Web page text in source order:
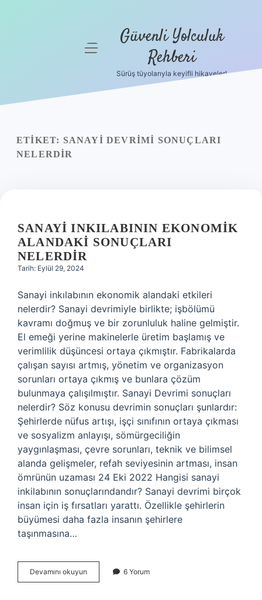
Yasal Uyarı
menüyü Güvenli Yolculuk
Rehberi
Sürüş tüyolarıyla keyifli hikayeler!
ETIKET: SANAYI DEVRIMI SONUÇLARI
NELERDIR
SANAYI INKILABININ EKONOMIK
ALANDAKI SONUÇLARI
NELERDIR
Tarih: Eylül 29, 2024
Sanayi inkılabının ekonomik alandaki etkileri
nelerdir? Sanayi devrimiyle birlikte; işbölümü
kavramı doğmuş ve bir zorunluluk haline gelmiştir.
El emeği yerine makinelerle üretim başlamış ve
verimlilik düşüncesi ortaya çıkmıştır. Fabrikalarda
çalışan sayısı artmış, yönetim ve organizasyon
sorunları ortaya çıkmış ve bunlara çözüm
bulunmaya çalışılmıştır. Sanayi Devrimi sonuçları
nelerdir? Söz konusu devrimin sonuçları şunlardır:
Şehirlerde nüfus artışı, işçi sınıfının ortaya çıkması
ve sosyalizm anlayışı, sömürgeciliğin
yaygınlaşması, çevre sorunları, teknik ve bilimsel
alanda gelişmeler, refah seviyesinin artması, insan
ömrünün uzaması 24 Eki 2022 Hangisi sanayi
inkilabının sonuçlarındandır? Sanayi devrimi birçok
insan için iş fırsatları yarattı. Özellikle şehirlerin
büyümesi daha fazla insanın şehirlere
taşınmasına…
Devamını okuyun
Inkılabının
6 Yorum